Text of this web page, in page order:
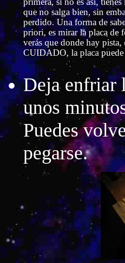
que no salga bien, sin
perdido. Una forma de
priori, es mirar la placa de
verás que donde hay pista,
CUIDADO, la placa
Deja enfriar
unos
Puedes
pegarse.